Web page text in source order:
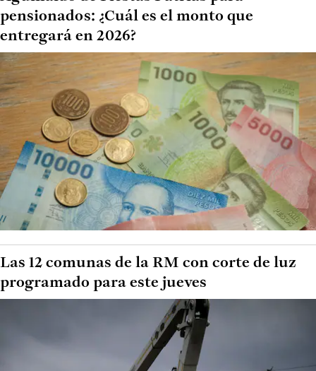
pensionados: ¿Cuál es el monto que
entregará en 2026?
Las 12 comunas de la RM con corte de luz
programado para este jueves